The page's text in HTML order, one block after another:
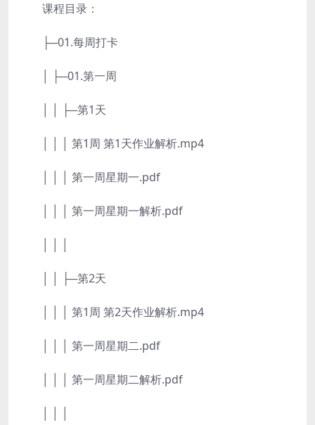
课程目录：
├─01.每周打卡
│ ├─01.第一周
│ │ ├─第1天
│ │ │ 第1周 第1天作业解析.mp4
│ │ │ 第一周星期一.pdf
│ │ │ 第一周星期一解析.pdf
│ │ ├─第2天
│ │ │ 第1周 第2天作业解析.mp4
│ │ │ 第一周星期二.pdf
│ │ │ 第一周星期二解析.pdf